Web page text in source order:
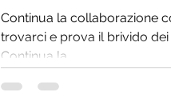
Continua la collaborazione
trovarci e prova il brivido
Continua la...